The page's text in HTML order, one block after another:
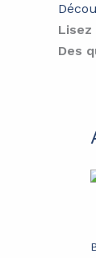
Lisez
Des